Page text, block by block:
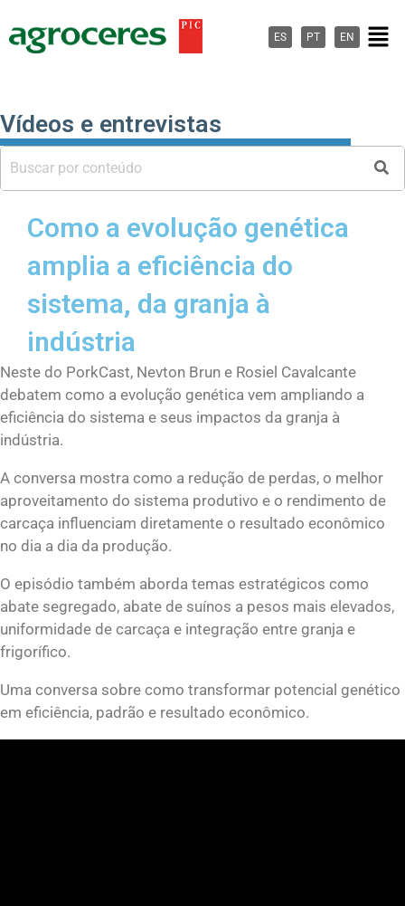
al
contenido
ES PT EN
Vídeos e entrevistas
Como a evolução genética
amplia a eficiência do
sistema, da granja à
indústria
Neste do PorkCast, Nevton Brun e Rosiel Cavalcante
debatem como a evolução genética vem ampliando a
eficiência do sistema e seus impactos da granja à
indústria.
A conversa mostra como a redução de perdas, o melhor
aproveitamento do sistema produtivo e o rendimento de
carcaça influenciam diretamente o resultado econômico
no dia a dia da produção.
O episódio também aborda temas estratégicos como
abate segregado, abate de suínos a pesos mais elevados,
uniformidade de carcaça e integração entre granja e
frigorífico.
Uma conversa sobre como transformar potencial genético
em eficiência, padrão e resultado econômico.